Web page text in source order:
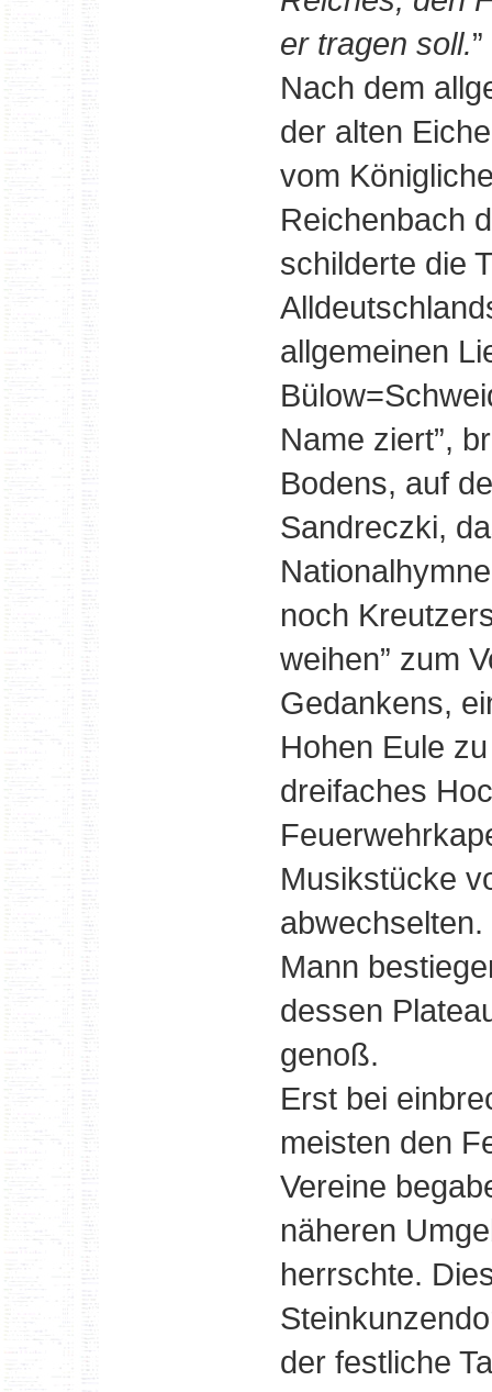
er tragen soll.”
Nach dem
der alten
vom
Reichenbach
schilderte die
allgemeinen
Name ziert”,
Bodens, auf
Sandreczki,
noch
weihen” zum
Gedankens,
Hohen Eule
dreifaches
Musikstücke
Mann
dessen
genoß.
Erst bei
meisten den
Vereine
näheren
herrschte.
der festliche